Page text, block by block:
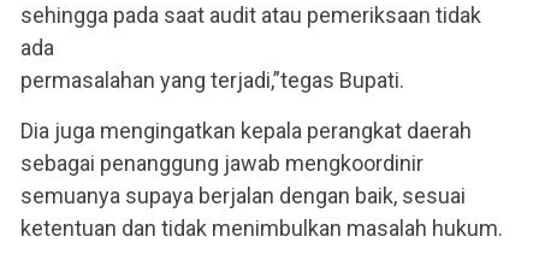
sehingga pada saat audit atau pemeriksaan tidak
ada
permasalahan yang terjadi,”tegas Bupati.
Dia juga mengingatkan kepala perangkat daerah
sebagai penanggung jawab mengkoordinir
semuanya supaya berjalan dengan baik, sesuai
ketentuan dan tidak menimbulkan masalah hukum.